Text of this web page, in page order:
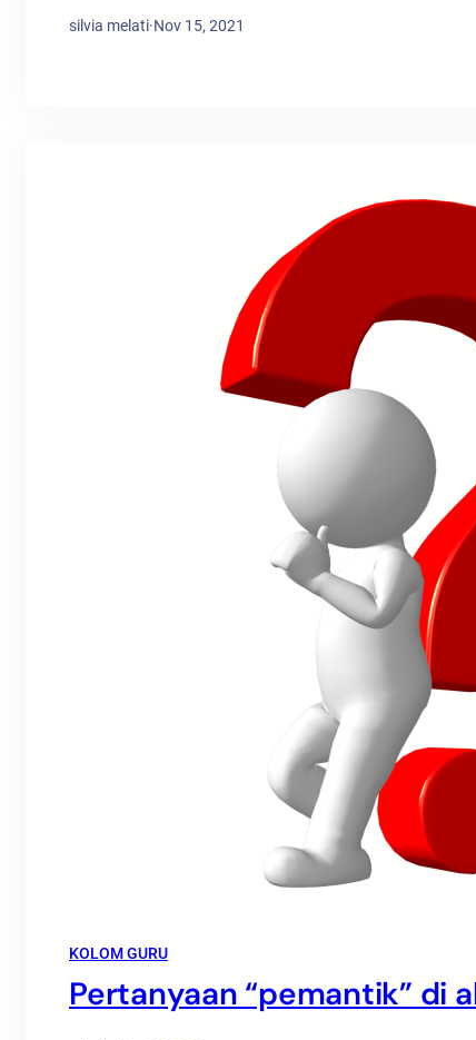
silvia melati·Nov 15, 2021
KOLOM GURU
Pertanyaan “pemantik” di